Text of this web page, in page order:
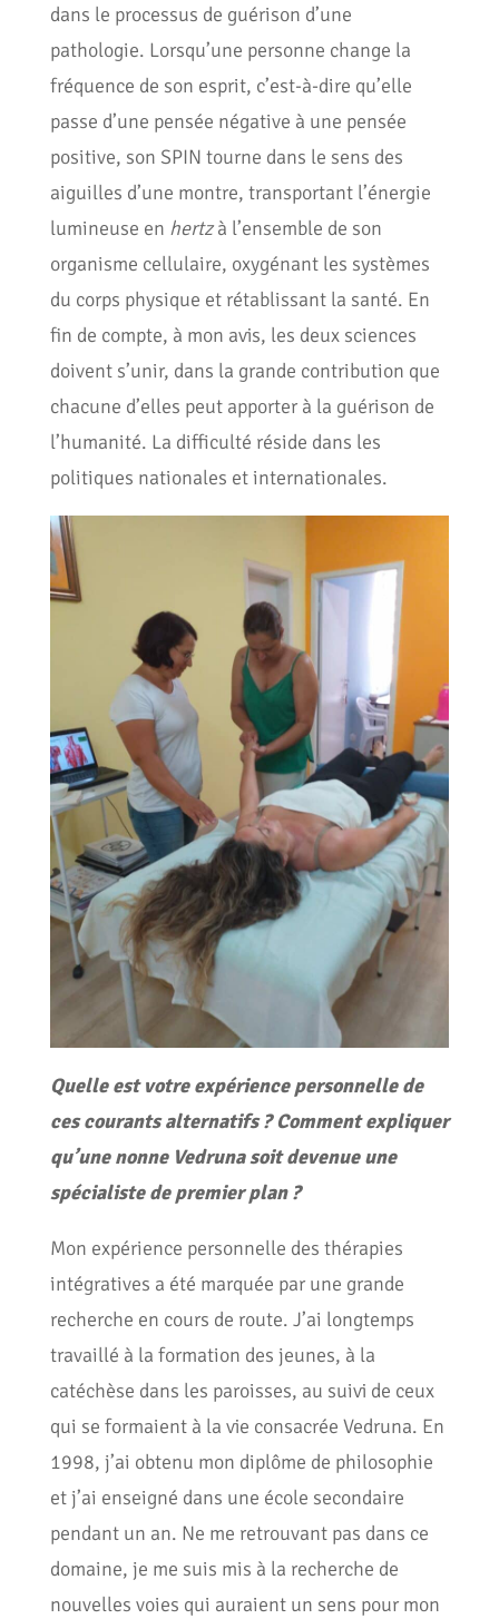
dans le processus de guérison d’une
pathologie. Lorsqu’une personne change la
fréquence de son esprit, c’est-à-dire qu’elle
passe d’une pensée négative à une pensée
positive, son SPIN tourne dans le sens des
aiguilles d’une montre, transportant l’énergie
lumineuse en hertzà l’ensemble de son
organisme cellulaire, oxygénant les systèmes
du corps physique et rétablissant la santé. En
fin de compte, à mon avis, les deux sciences
doivent s’unir, dans la grande contribution que
chacune d’elles peut apporter à la guérison de
l’humanité. La difficulté réside dans les
politiques nationales et internationales.
Quelle est votre expérience personnelle de
ces courants alternatifs ? Comment expliquer
qu’une nonne Vedruna soit devenue une
spécialiste de premier plan ?
Mon expérience personnelle des thérapies
intégratives a été marquée par une grande
recherche en cours de route. J’ai longtemps
travaillé à la formation des jeunes, à la
catéchèse dans les paroisses, au suivi de ceux
qui se formaient à la vie consacrée Vedruna. En
1998, j’ai obtenu mon diplôme de philosophie
et j’ai enseigné dans une école secondaire
pendant un an. Ne me retrouvant pas dans ce
domaine, je me suis mis à la recherche de
nouvelles voies qui auraient un sens pour mon